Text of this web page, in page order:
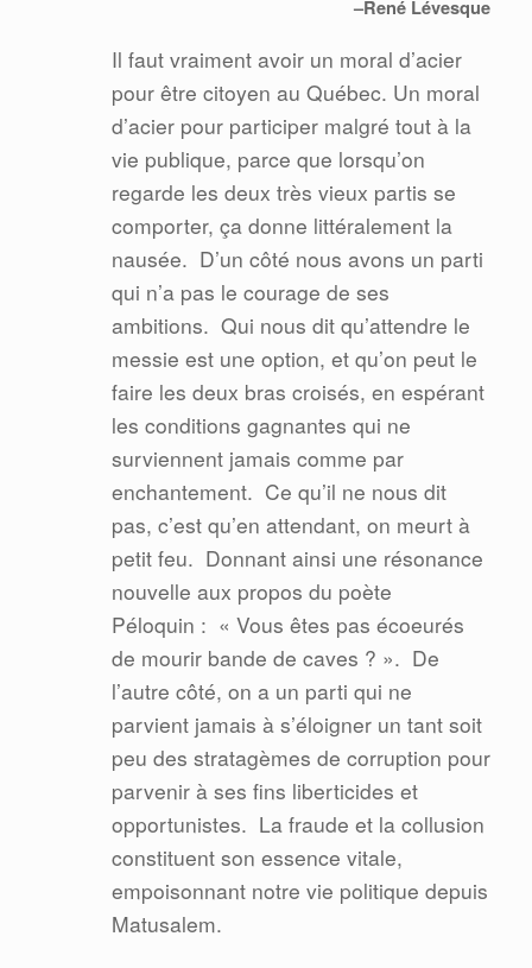
–René Lévesque
Il faut vraiment avoir un moral d’acier
pour être citoyen au Québec. Un moral
d’acier pour participer malgré tout à la
vie publique, parce que lorsqu’on
regarde les deux très vieux partis se
comporter, ça donne littéralement la
nausée. D’un côté nous avons un parti
qui n’a pas le courage de ses
ambitions. Qui nous dit qu’attendre le
messie est une option, et qu’on peut le
faire les deux bras croisés, en espérant
les conditions gagnantes qui ne
surviennent jamais comme par
enchantement. Ce qu’il ne nous dit
pas, c’est qu’en attendant, on meurt à
petit feu. Donnant ainsi une résonance
nouvelle aux propos du poète
Péloquin : « Vous êtes pas écoeurés
de mourir bande de caves ? ». De
l’autre côté, on a un parti qui ne
parvient jamais à s’éloigner un tant soit
peu des stratagèmes de corruption pour
parvenir à ses fins liberticides et
opportunistes. La fraude et la collusion
constituent son essence vitale,
empoisonnant notre vie politique depuis
Matusalem.